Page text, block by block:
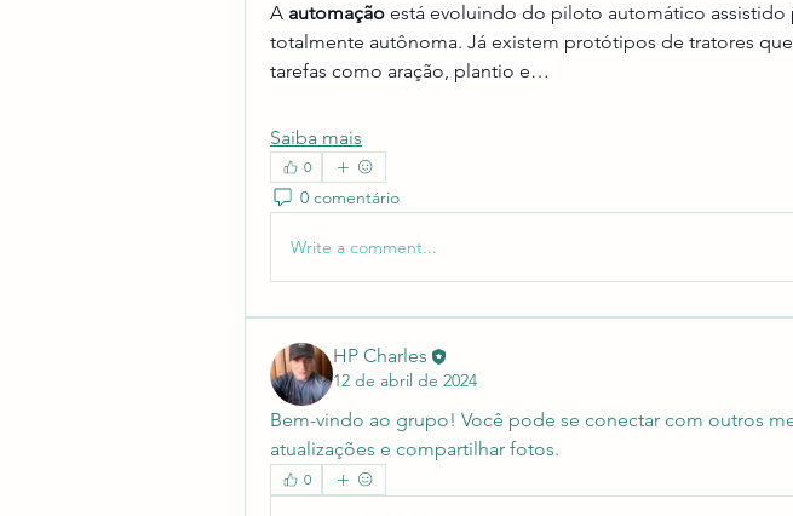
A automação está evoluindo do piloto automático assistido
totalmente autônoma. Já existem protótipos de tratores
tarefas como aração, plantio e…
Saiba mais
0
0 comentário
Write a comment...
HP Charles
12 de abril de 2024
Bem-vindo ao grupo! Você pode se conectar com outros
atualizações e compartilhar fotos.
0